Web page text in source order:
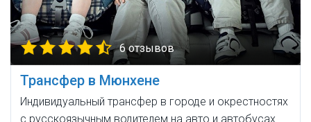
6 отзывов
Трансфер в Мюнхене
Индивидуальный трансфер в городе и окрестностях
с русскоязычным водителем на авто и автобусах.